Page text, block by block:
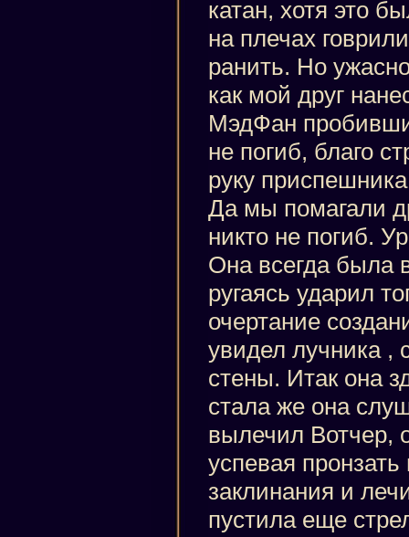
катан, хотя это
на плечах
ранить. Но
как мой друг
МэдФан
не погиб, благо
руку
Да мы помагали
никто не погиб.
Она всегда была
ругаясь ударил
очертание
увидел лучника ,
стены. Итак она
стала же она
вылечил Вотчер,
успевая пронзать
заклинания и
пустила еще